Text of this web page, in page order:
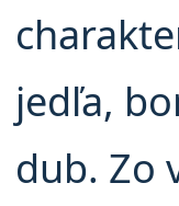
jedľa,
dub. Zo